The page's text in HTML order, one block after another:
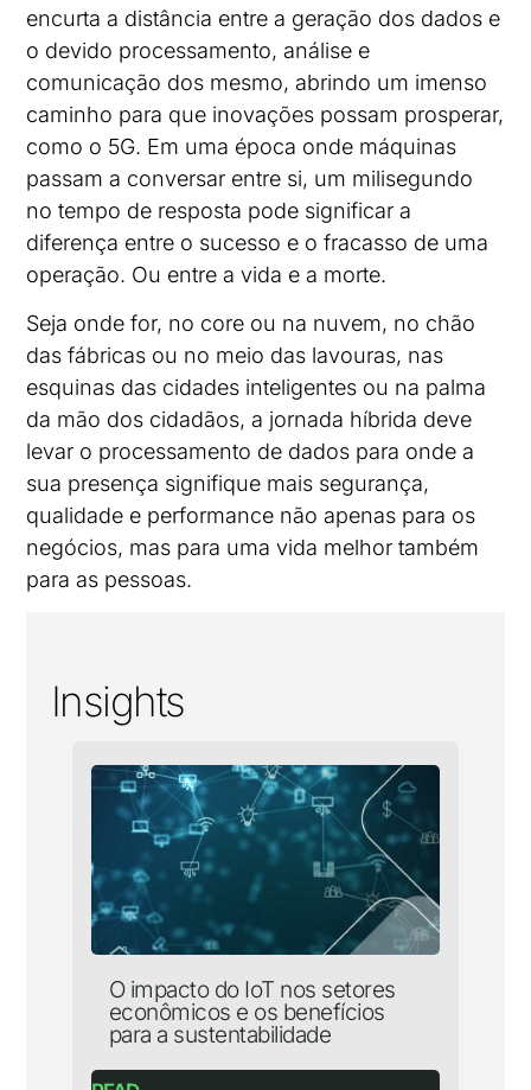
encurta a distância entre a geração dos dados e
o devido processamento, análise e
comunicação dos mesmo, abrindo um imenso
caminho para que inovações possam prosperar,
como o 5G. Em uma época onde máquinas
passam a conversar entre si, um milisegundo
no tempo de resposta pode significar a
diferença entre o sucesso e o fracasso de uma
operação. Ou entre a vida e a morte.
Seja onde for, no core ou na nuvem, no chão
das fábricas ou no meio das lavouras, nas
esquinas das cidades inteligentes ou na palma
da mão dos cidadãos, a jornada híbrida deve
levar o processamento de dados para onde a
sua presença signifique mais segurança,
qualidade e performance não apenas para os
negócios, mas para uma vida melhor também
para as pessoas.
Insights
O impacto do IoT nos setores
econômicos e os benefícios
para a sustentabilidade